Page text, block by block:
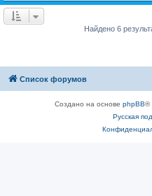
Найдено 6
Список форумов
Создано на основе phpBB®
Русская